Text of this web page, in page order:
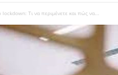
Τι να περιμένετε και πώς να...